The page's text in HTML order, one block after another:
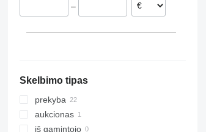
–
Skelbimo tipas
prekyba
aukcionas
iš gamintojo